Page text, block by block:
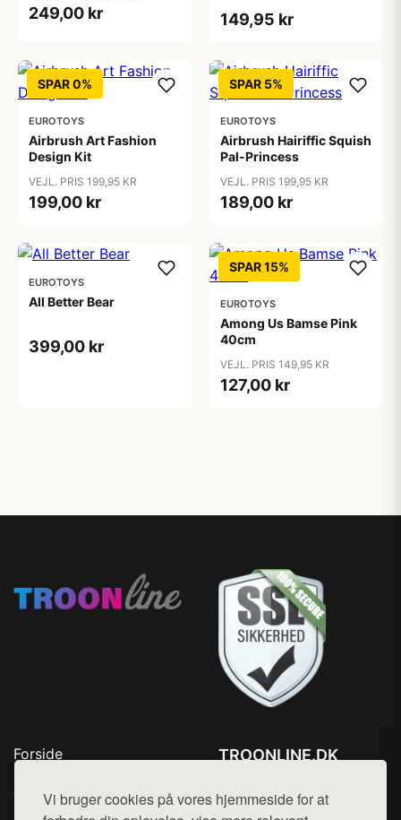
Vi bruger cookies på vores hjemmeside for at
249,00 kr 149,95 kr
SPAR 0%
EUROTOYS
Airbrush Art Fashion
Design Kit
VEJL. PRIS 199,95 KR
199,00 kr
SPAR 5%
EUROTOYS
Airbrush Hairiffic Squish
Pal-Princess
VEJL. PRIS 199,95 KR
189,00 kr
EUROTOYS
All Better Bear
399,00 kr
SPAR 15%
EUROTOYS
Among Us Bamse Pink
40cm
VEJL. PRIS 149,95 KR
127,00 kr
Forside
Top Rabatter
TROONLINE.DK